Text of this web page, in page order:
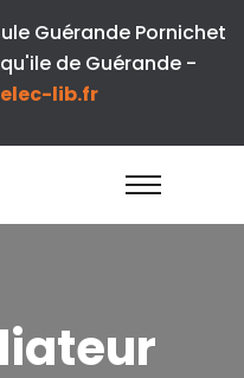
Guérande Pornichet
de Guérande -
lib.fr